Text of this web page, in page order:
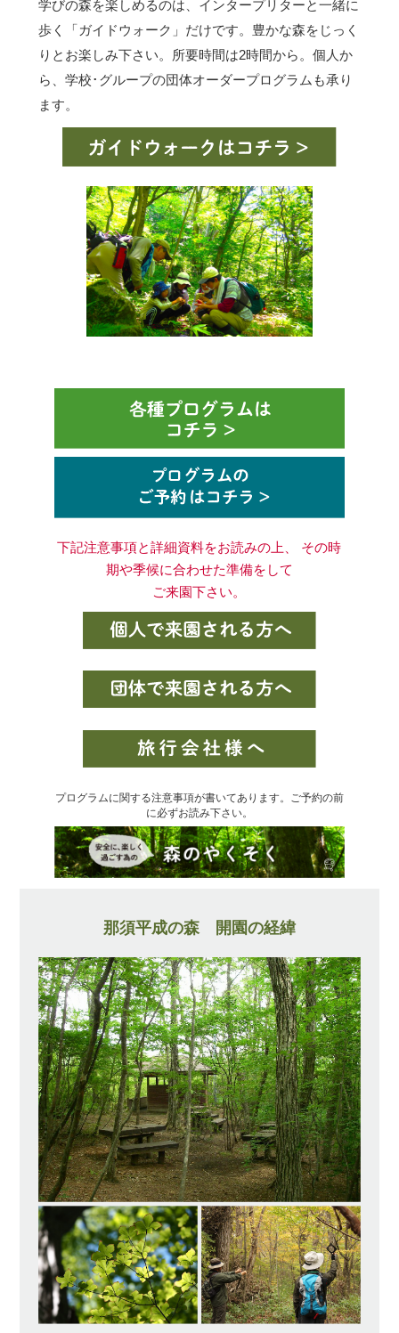
学びの森を楽しめるのは、インタープリターと一緒に
歩く「ガイドウォーク」だけです。豊かな森をじっく
りとお楽しみ下さい。所要時間は2時間から。個人か
ら、学校･グループの団体オーダープログラムも承り
ます。
下記注意事項と詳細資料をお読みの上、 その時
期や季候に合わせた準備をして
ご来園下さい。
プログラムに関する注意事項が書いてあります。ご予約の前
に必ずお読み下さい。
那須平成の森 開園の経緯